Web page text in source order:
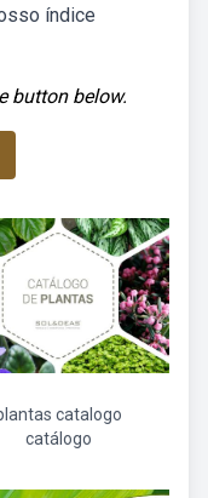
índice
button below.
catalogo
catálogo